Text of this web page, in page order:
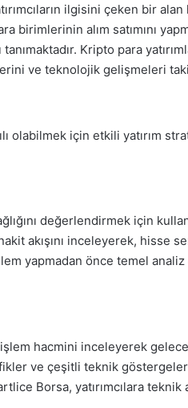
ilgisini çeken bir
alım satımını
Kripto para
ve teknolojik gelişmeleri
olabilmek için etkili yatırım
değerlendirmek için
akışını inceleyerek, hisse
yapmadan önce temel
hacmini inceleyerek
ve çeşitli teknik göstergeler
Borsa, yatırımcılara